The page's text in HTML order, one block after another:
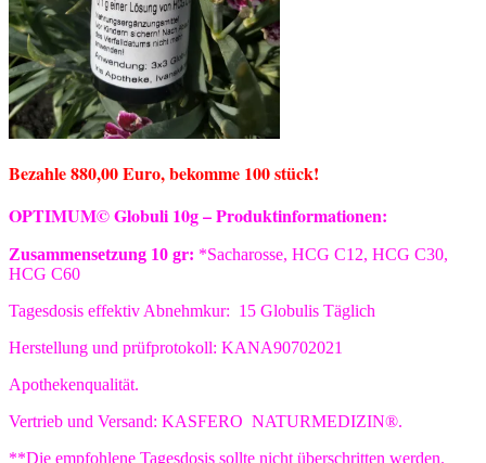
Bezahle 880,00 Euro, bekomme 100 stück!
OPTIMUM© Globuli 10g –Produktinformationen:
Zusammensetzung 10 gr: *Sacharosse, HCG C12, HCG C30,
HCG C60
Tagesdosis effektiv Abnehmkur: 15 Globulis Täglich
Herstellung und prüfprotokoll: KANA90702021
Apothekenqualität.
Vertrieb und Versand: KASFERO NATURMEDIZIN®.
**Die empfohlene Tagesdosis sollte nicht überschritten werden.